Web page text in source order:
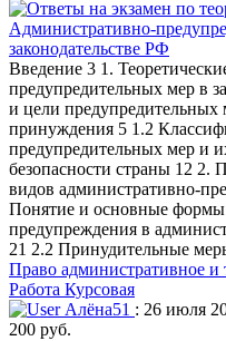
Административно-
законодательстве РФ
Введение 3 1.
предупредительных мер в
и цели предупредительных
принуждения 5 1.2
предупредительных мер и
безопасности страны 12 2.
видов административно-
Понятие и основные формы
предупреждения в
21 2.2 Принудительные
Право административное и
Работа Курсовая
Алёна51 : 26 июля
200 руб.